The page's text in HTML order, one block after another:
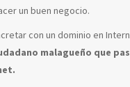
un buen negocio.
con un dominio en
malagueño que